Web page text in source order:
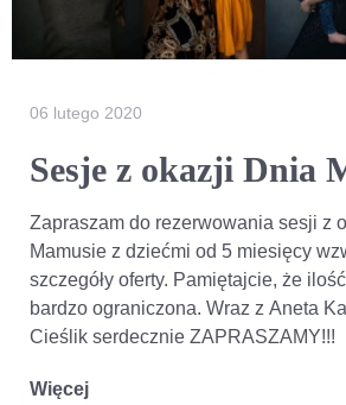
06 lutego 2020
Sesje z okazji Dnia
Zapraszam do rezerwowania sesji z
Mamusie z dziećmi od 5 miesięcy
szczegóły oferty. Pamiętajcie, że
bardzo ograniczona. Wraz z Aneta
Cieślik serdecznie ZAPRASZAMY!!!
Więcej